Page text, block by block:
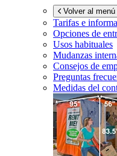
Volver al menú
Tarifas e
Opciones de
Usos habituales
Mudanzas
Consejos de
Preguntas
Medidas del